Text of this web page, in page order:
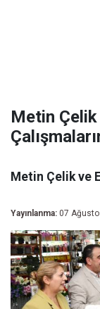
Metin
Metin Çelik ve
Yayınlanma: 07